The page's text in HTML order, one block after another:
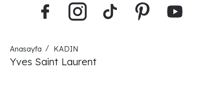
Anasayfa KADIN
Yves Saint Laurent